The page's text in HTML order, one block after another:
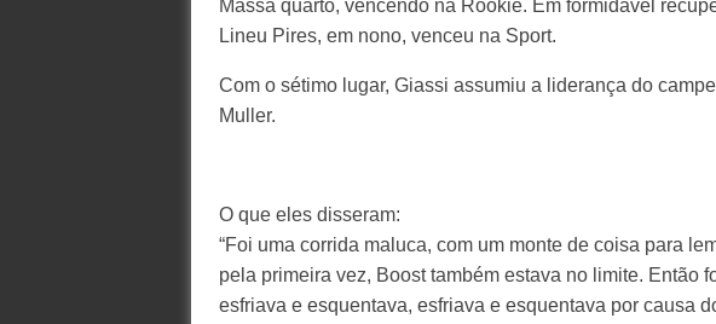
Massa quarto, vencendo na Rookie. Em formidável
Lineu Pires, em nono, venceu na Sport.
Com o sétimo lugar, Giassi assumiu a liderança do
Muller.
O que eles disseram:
“Foi uma corrida maluca, com um monte de coisa para
pela primeira vez, Boost também estava no limite. Então
esfriava e esquentava, esfriava e esquentava por causa